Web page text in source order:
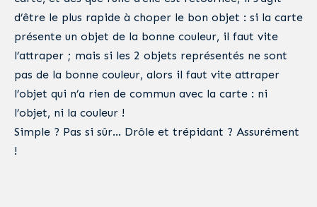
d’être le plus rapide à choper le bon objet : si la carte
présente un objet de la bonne couleur, il faut vite
l’attraper ; mais si les 2 objets représentés ne sont
pas de la bonne couleur, alors il faut vite attraper
l’objet qui n’a rien de commun avec la carte : ni
l’objet, ni la couleur !
Simple ? Pas si sûr… Drôle et trépidant ? Assurément
!